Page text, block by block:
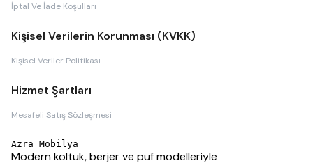
İptal Ve İade Koşulları
Kişisel Verilerin Korunması (KVKK)
Kişisel Veriler Politikası
Hizmet Şartları
Mesafeli Satış Sözleşmesi
Azra Mobilya
Modern koltuk, berjer ve puf modelleriyle